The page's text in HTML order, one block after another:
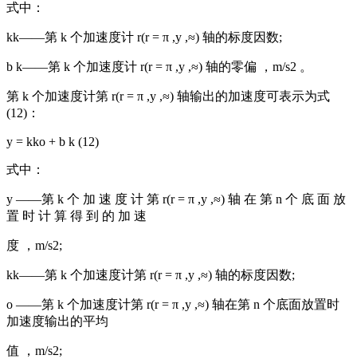
式中：
kk——第 k 个加速度计 r(r = π ,y ,≈) 轴的标度因数;
b k——第 k 个加速度计 r(r = π ,y ,≈) 轴的零偏 ，m/s2 。
第 k 个加速度计第 r(r = π ,y ,≈) 轴输出的加速度可表示为式
(12)：
y = kko + b k (12)
式中：
y ——第 k 个 加 速 度 计 第 r(r = π ,y ,≈) 轴 在 第 n 个 底 面 放
置 时 计 算 得 到 的 加 速
度 ，m/s2;
kk——第 k 个加速度计第 r(r = π ,y ,≈) 轴的标度因数;
o ——第 k 个加速度计第 r(r = π ,y ,≈) 轴在第 n 个底面放置时
加速度输出的平均
值 ，m/s2;